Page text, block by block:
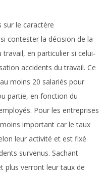
sur le caractère
contester la décision de la
en particulier si celui-
accidents du travail. Ce
moins 20 salariés pour
partie, en fonction du
Pour les entreprises
important car le taux
leur activité et est fixé
survenus. Sachant
plus verront leur taux de